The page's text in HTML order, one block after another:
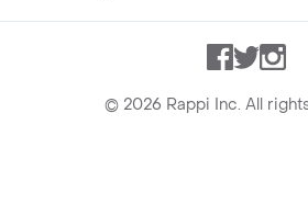
Facebook
Twitter
© 2026 Rappi Inc. All